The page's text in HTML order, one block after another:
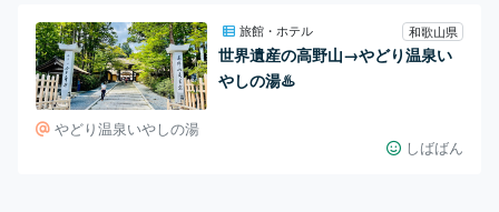
旅館・ホテル 和歌山県
世界遺産の高野山→やどり温泉い
やしの湯♨️
やどり温泉いやしの湯
しばばん